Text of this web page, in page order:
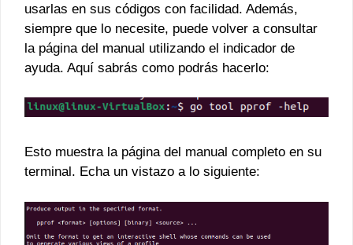
usarlas en sus códigos con facilidad. Además,
siempre que lo necesite, puede volver a consultar
la página del manual utilizando el indicador de
ayuda. Aquí sabrás como podrás hacerlo:
Esto muestra la página del manual completo en su
terminal. Echa un vistazo a lo siguiente: